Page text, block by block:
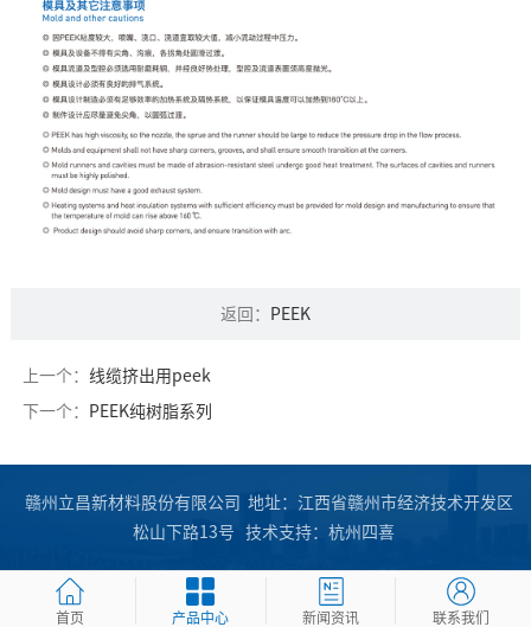
返回： PEEK
上一个： 线缆挤出用peek
下一个： PEEK纯树脂系列
赣州立昌新材料股份有限公司 地址：江西省赣州市经济技术开发区
松山下路13号
技术支持： 杭州四喜
首页 产品中心 新闻资讯 联系我们